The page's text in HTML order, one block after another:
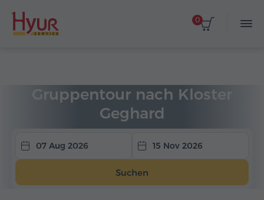
0
Gruppentour nach Kloster
Geghard
07 Aug 2026 15 Nov 2026
Suchen